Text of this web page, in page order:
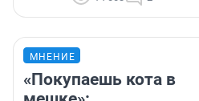
МНЕНИЕ
«Покупаешь кота в